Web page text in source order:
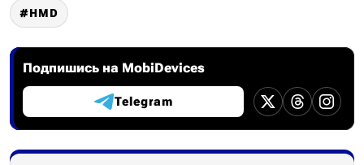
HMD
Подпишись на MobiDevices
Telegram